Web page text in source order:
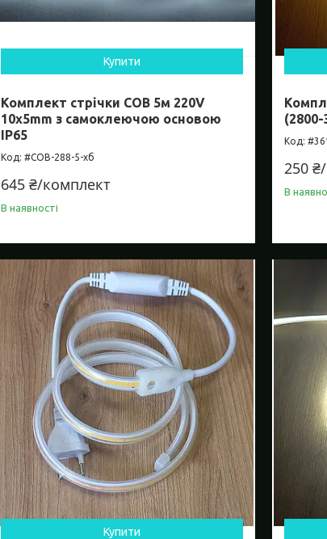
Купити
Комплект стрічки COB 5м 220V
10х5mm з самоклеючою основою
IP65
#COB-288-5-хб
645 ₴/комплект
В наявності
250
В
Купити